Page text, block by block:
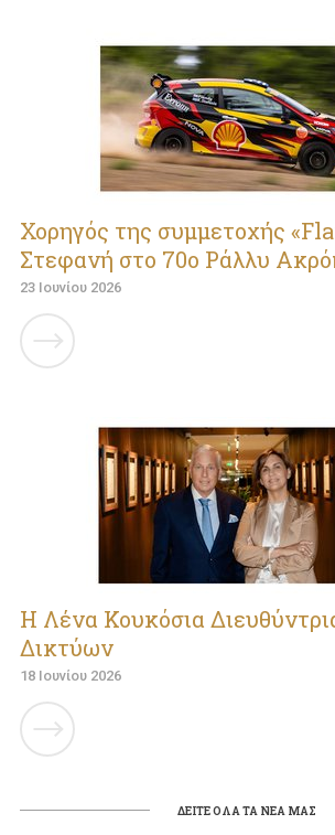
Χορηγός της συμμετοχής
Στεφανή στο 70ο Ράλλυ
23 Ιουνίου 2026
Η Λένα Κουκόσια
Δικτύων
18 Ιουνίου 2026
ΔΕΙΤΕ ΟΛΑ ΤΑ ΝΕΑ ΜΑΣ